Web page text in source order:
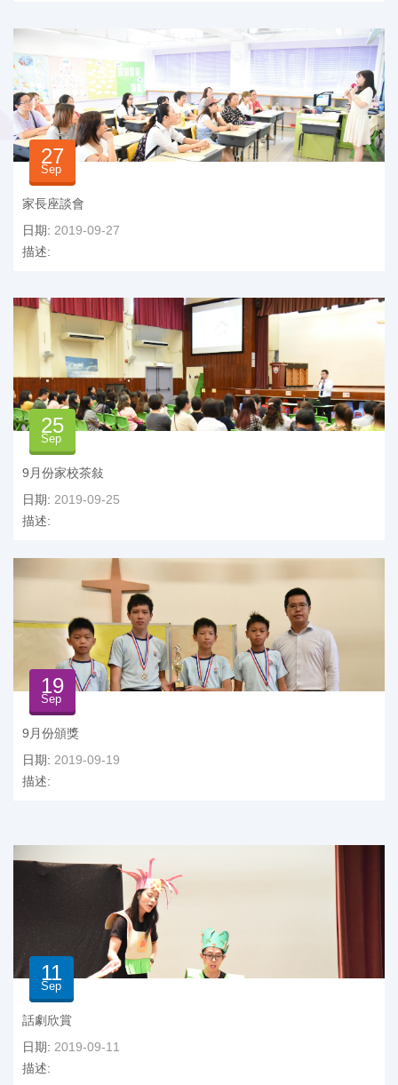
27
Sep
家長座談會
日期: 2019-09-27
描述:
25
Sep
9月份家校茶敍
日期: 2019-09-25
描述:
19
Sep
9月份頒獎
日期: 2019-09-19
描述:
11
Sep
話劇欣賞
日期: 2019-09-11
描述: